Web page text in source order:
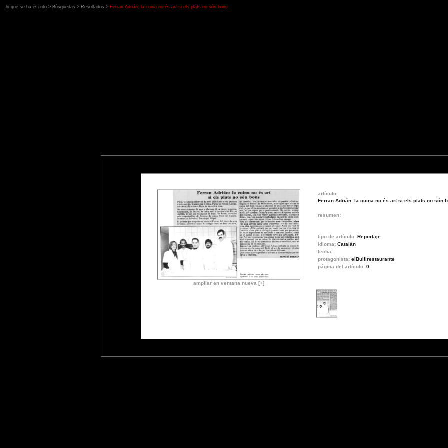
lo que se ha escrito> Búsquedas > Resultados > Ferran Adrián: la cuina no és art si els plats no són bons
artículo:
Ferran Adrián: la cuina no és art si els plats no són
resumen:
tipo de artículo: Reportaje
idioma: Catalán
fecha:
protagonista: elBullirestaurante
página del artículo: 0
ampliar en ventana nueva [+]